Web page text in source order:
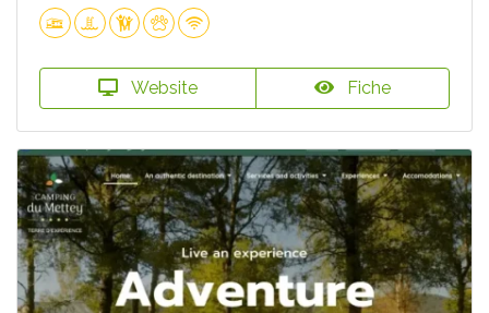
Website Fiche